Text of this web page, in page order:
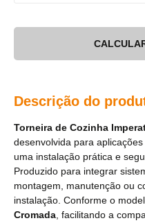
Descrição do
Torneira de Cozinha
desenvolvida para
uma instalação prática e
Produzido para integrar
montagem, manutenção ou
instalação. Conforme o
Cromada , facilitando a